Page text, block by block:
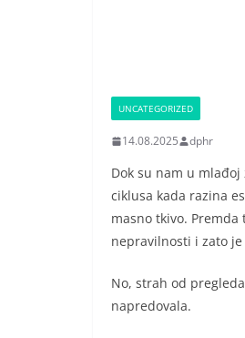
UNCATEGORIZED
14.08.2025 dphr
Dok su nam u
ciklusa kada razina
masno tkivo.
nepravilnosti i zato
No, strah od
napredovala.